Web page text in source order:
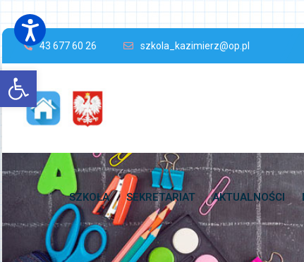
Open toolbar
43 677 60 26 szkola_kazimierz@op.pl
SZKOŁA SEKRETARIAT AKTUALNOŚCI